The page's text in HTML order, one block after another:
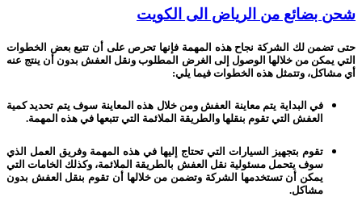
شحن بضائع من الرياض الى الكويت
حتى تضمن لك الشركة نجاح هذه المهمة فإنها تحرص على أن تتبع بعض الخطوات
التي يمكن من خلالها الوصول إلى الغرض المطلوب ونقل العفش بدون أن ينتج عنه
أي مشاكل، وتتمثل هذه الخطوات فيما يلي:
في البداية يتم معاينة العفش ومن خلال هذه المعاينة سوف يتم تحديد كمية
العفش التي تقوم بنقلها والطريقة الملائمة التي تتبعها في هذه المهمة.
تقوم بتجهيز السيارات التي تحتاج إليها في هذه المهمة وفريق العمل الذي
سوف يتحمل مسئولية نقل العفش بالطريقة الملائمة، وكذلك الخامات التي
يمكن أن تستخدمها الشركة وتضمن من خلالها أن تقوم بنقل العفش بدون
مشاكل.